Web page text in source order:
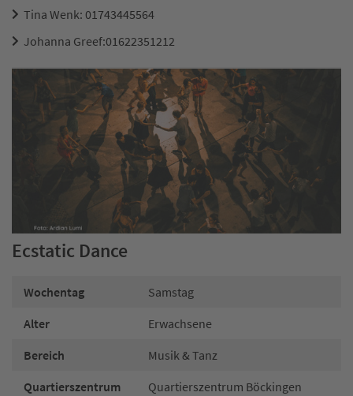
Tina Wenk: 01743445564
Johanna Greef:01622351212
Ecstatic Dance
Wochentag
Samstag
Alter
Erwachsene
Bereich
Musik & Tanz
Quartierszentrum
Quartierszentrum Böckingen